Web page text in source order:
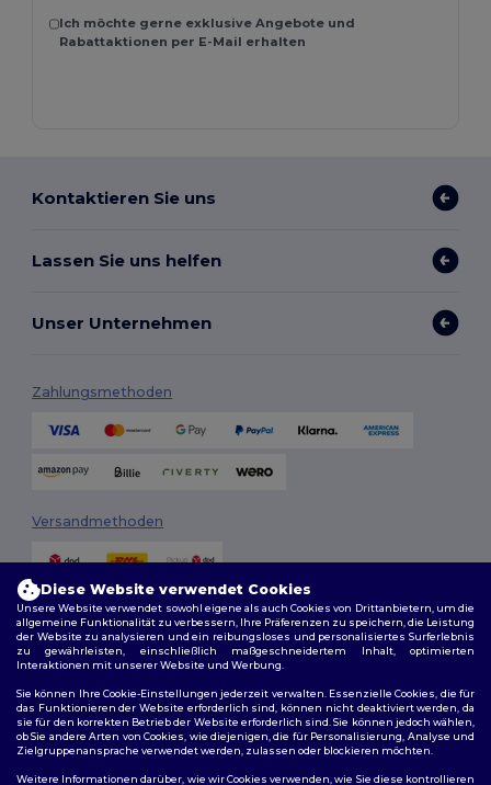
Ich möchte gerne exklusive Angebote und
Rabattaktionen per E-Mail erhalten
Kontaktieren Sie uns
Lassen Sie uns helfen
Unser Unternehmen
Zahlungsmethoden
Versandmethoden
Diese Website verwendet Cookies
Unsere Website verwendet sowohl eigene als auch Cookies von Drittanbietern, um die
allgemeine Funktionalität zu verbessern, Ihre Präferenzen zu speichern, die Leistung
der Website zu analysieren und ein reibungsloses und personalisiertes Surferlebnis
zu gewährleisten, einschließlich maßgeschneidertem Inhalt, optimierten
Interaktionen mit unserer Website und Werbung.
Sie können Ihre Cookie-Einstellungen jederzeit verwalten. Essenzielle Cookies, die für
das Funktionieren der Website erforderlich sind, können nicht deaktiviert werden, da
sie für den korrekten Betrieb der Website erforderlich sind. Sie können jedoch wählen,
ob Sie andere Arten von Cookies, wie diejenigen, die für Personalisierung, Analyse und
Zielgruppenansprache verwendet werden, zulassen oder blockieren möchten.
Weitere Informationen darüber, wie wir Cookies verwenden, wie Sie diese kontrollieren